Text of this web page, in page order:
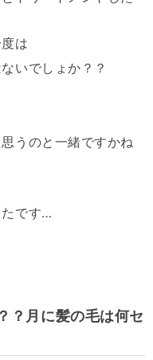
は
いでしょか？？
うのと一緒ですかね
です…
？月に髪の毛は何セ